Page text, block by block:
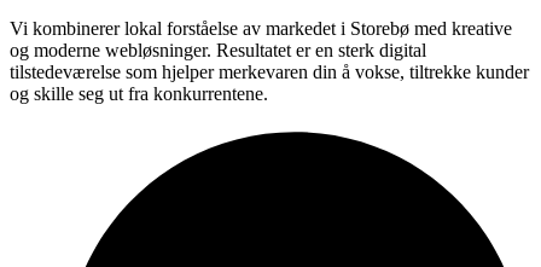
Vi kombinerer lokal forståelse av markedet i Storebø med kreative
og moderne webløsninger. Resultatet er en sterk digital
tilstedeværelse som hjelper merkevaren din å vokse, tiltrekke kunder
og skille seg ut fra konkurrentene.